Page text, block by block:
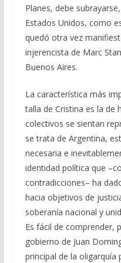
Planes, debe
Estados Unidos, como
quedó otra vez
injerencista de Marc
Buenos Aires.
La característica más
talla de Cristina es la de
colectivos se sientan
se trata de Argentina,
necesaria e
identidad política que
contradicciones– ha
hacia objetivos de
soberanía nacional y
Es fácil de comprender,
gobierno de Juan
principal de la